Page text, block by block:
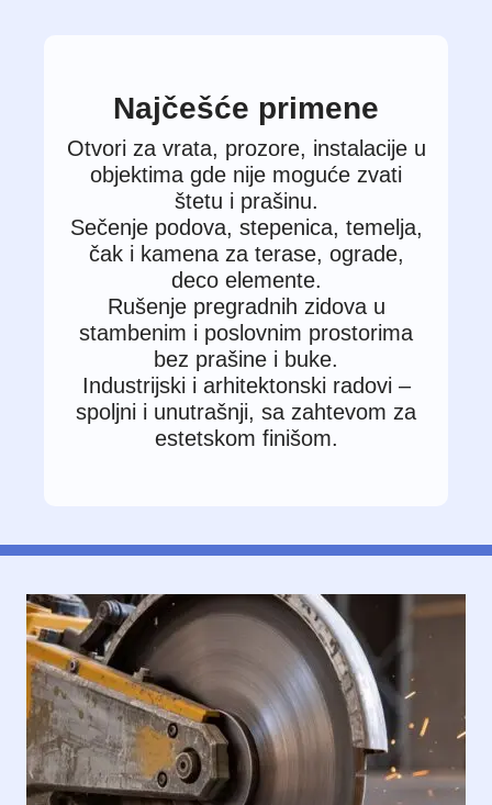
Najčešće primene
Otvori za vrata, prozore, instalacije u
objektima gde nije moguće zvati
štetu i prašinu.
Sečenje podova, stepenica, temelja,
čak i kamena za terase, ograde,
deco elemente.
Rušenje pregradnih zidova u
stambenim i poslovnim prostorima
bez prašine i buke.
Industrijski i arhitektonski radovi –
spoljni i unutrašnji, sa zahtevom za
estetskom finišom.